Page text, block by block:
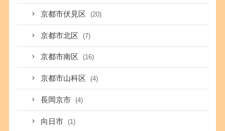
京都市伏見区 (20)
京都市北区 (7)
京都市南区 (16)
京都市山科区 (4)
長岡京市 (4)
向日市 (1)